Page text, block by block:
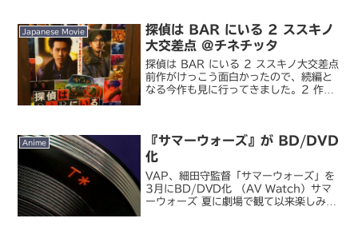
Japanese Movie
探偵は BAR にいる 2 ススキノ
大交差点 @チネチッタ
探偵は BAR にいる 2 ススキノ大交差点
前作がけっこう面白かったので、続編と
なる今作も見に行ってきました。2 作観
いるんだろうな、...
Anime
『サマーウォーズ』が BD/DVD
化
VAP、細田守監督「サマーウォーズ」を
3月にBD/DVD化 （AV Watch）サマ
ーウォーズ 夏に劇場で観て以来楽しみに